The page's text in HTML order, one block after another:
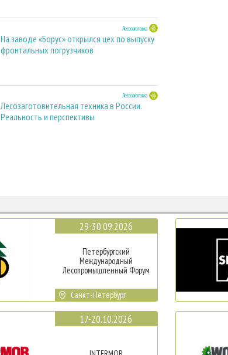
Лесозаготовка
На заводе «Борус» открылся цех по выпуску
фронтальных погрузчиков
Лесозаготовка
Лесозаготовительная техника в России.
Реальность и перспективы
29-30.09.2026
Петербургский
Международный
Лесопромышленный Форум
Санкт-Петербург
17-20.10.2026